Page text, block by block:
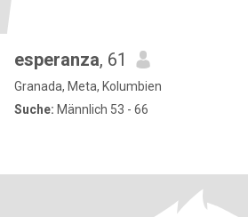
esperanza, 61
Granada, Meta, Kolumbien
Suche: Männlich 53 - 66